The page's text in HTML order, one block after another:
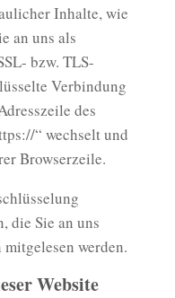
Inhalte, wie
an uns als
bzw. TLS-
Verbindung
des
“ wechselt und
Browserzeile.
die Sie an uns
werden.
Website